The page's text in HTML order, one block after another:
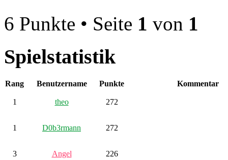
6 Punkte • Seite 1 von 1
Spielstatistik
Rang Benutzername Punkte Kommentar
1 theo 272
1 D0b3rmann 272
3 Angel 226